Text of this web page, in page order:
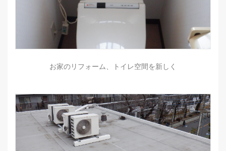
お家のリフォーム、トイレ空間を新しく